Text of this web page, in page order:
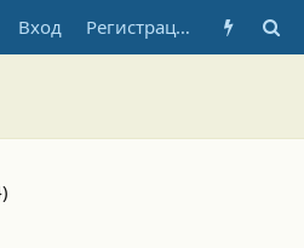
Вход Регистрация